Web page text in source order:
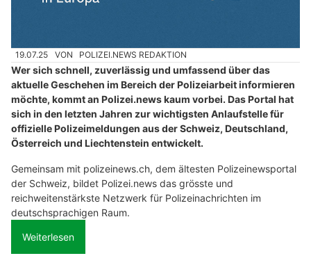
19.07.25 VON POLIZEI.NEWS REDAKTION
Wer sich schnell, zuverlässig und umfassend über das
aktuelle Geschehen im Bereich der Polizeiarbeit informieren
möchte, kommt an Polizei.news kaum vorbei. Das Portal hat
sich in den letzten Jahren zur wichtigsten Anlaufstelle für
offizielle Polizeimeldungen aus der Schweiz, Deutschland,
Österreich und Liechtenstein entwickelt.
Gemeinsam mit polizeinews.ch, dem ältesten Polizeinewsportal
der Schweiz, bildet Polizei.news das grösste und
reichweitenstärkste Netzwerk für Polizeinachrichten im
deutschsprachigen Raum.
Weiterlesen